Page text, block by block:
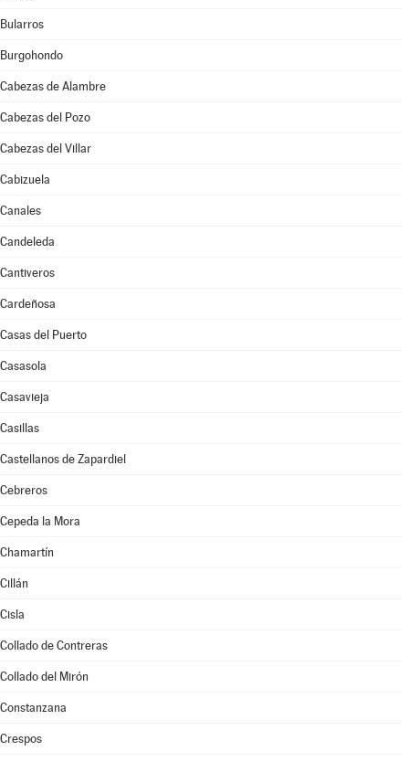
Bularros
Burgohondo
Cabezas de Alambre
Cabezas del Pozo
Cabezas del Villar
Cabizuela
Canales
Candeleda
Cantiveros
Cardeñosa
Casas del Puerto
Casasola
Casavieja
Casillas
Castellanos de Zapardiel
Cebreros
Cepeda la Mora
Chamartín
Cillán
Cisla
Collado de Contreras
Collado del Mirón
Constanzana
Crespos